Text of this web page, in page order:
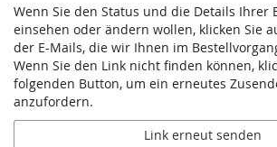
Wenn Sie den Status und die Details Ihrer
einsehen oder ändern wollen, klicken Sie
der E-Mails, die wir Ihnen im
Wenn Sie den Link nicht finden können,
folgenden Button, um ein erneutes
anzufordern.
Link erneut senden